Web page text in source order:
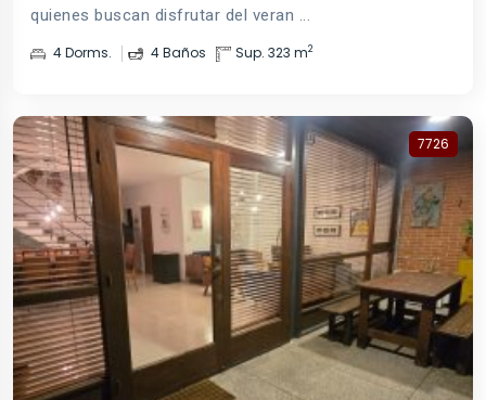
quienes buscan disfrutar del veran ...
4 Dorms. 4 Baños Sup. 323 m2
7726